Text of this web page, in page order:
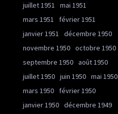
juillet 1951
mai 1951
mars 1951
février 1951
janvier 1951
décembre 1950
novembre 1950 octobre 1950
septembre 1950 août 1950
juillet 1950 juin 1950 mai 1950
mars 1950
février 1950
janvier 1950 décembre 1949